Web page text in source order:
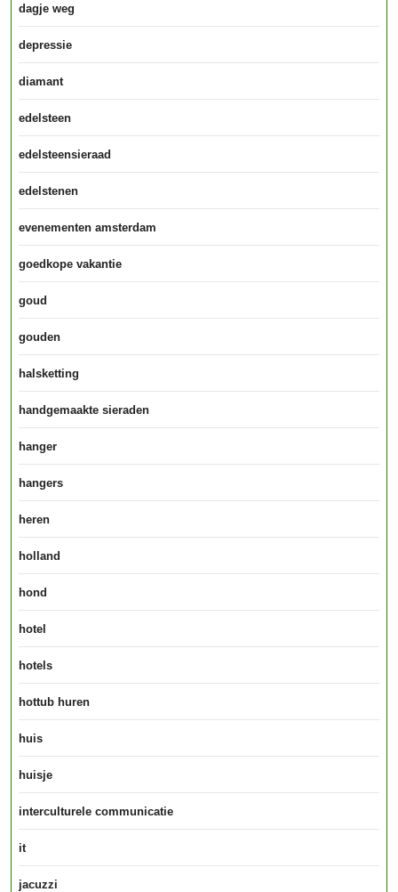
dagje weg
depressie
diamant
edelsteen
edelsteensieraad
edelstenen
evenementen amsterdam
goedkope vakantie
goud
gouden
halsketting
handgemaakte sieraden
hanger
hangers
heren
holland
hond
hotel
hotels
hottub huren
huis
huisje
interculturele communicatie
it
jacuzzi